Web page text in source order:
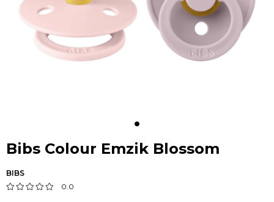
Bibs Colour Emzik Blossom
BIBS
0.0